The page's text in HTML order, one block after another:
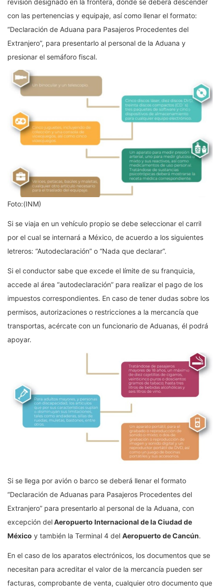
revisión designado en la frontera, donde se deberá descender
con las pertenencias y equipaje, así como llenar el formato:
“Declaración de Aduana para Pasajeros Procedentes del
Extranjero”, para presentarlo al personal de la Aduana y
presionar el semáforo fiscal.
Foto:(INM)
Si se viaja en un vehículo propio se debe seleccionar el carril
por el cual se internará a México, de acuerdo a los siguientes
letreros: “Autodeclaración” o “Nada que declarar”.
Si el conductor sabe que excede el límite de su franquicia,
accede al área “autodeclaración” para realizar el pago de los
impuestos correspondientes. En caso de tener dudas sobre los
permisos, autorizaciones o restricciones a la mercancía que
transportas, acércate con un funcionario de Aduanas, él podrá
apoyar.
Si se llega por avión o barco se deberá llenar el formato
“Declaración de Aduanas para Pasajeros Procedentes del
Extranjero” para presentarlo al personal de la Aduana, con
excepción delAeropuerto Internacional de la Ciudad de
México y también la Terminal 4 del Aeropuerto de Cancún.
En el caso de los aparatos electrónicos, los documentos que se
necesitan para acreditar el valor de la mercancía pueden ser
facturas, comprobante de venta, cualquier otro documento que